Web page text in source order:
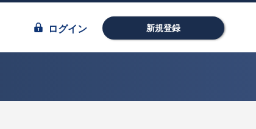
ログイン 新規登録